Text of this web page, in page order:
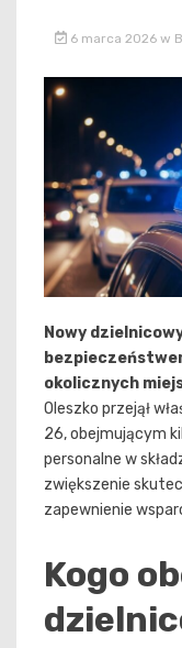
6 marca 2026 w
Nowy
okolicznych
Oleszko przejął
26, obejmującym
personalne w
zwiększenie
zapewnienie
Kogo